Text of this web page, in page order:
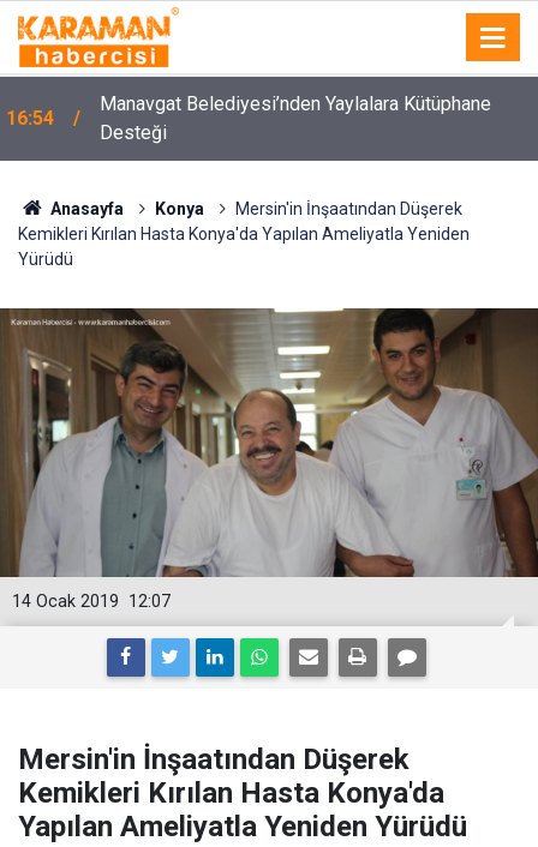
16:54
Manavgat Belediyesi’nden Yaylalara Kütüphane
Desteği
16:06
Aksaray’da 17 Yaşındaki Çocuk Arkadaşı Tarafından
Sırtından Bıçaklandı
Anasayfa Konya
Mersin'in İnşaatından Düşerek
Kemikleri Kırılan Hasta Konya'da Yapılan Ameliyatla Yeniden
Yürüdü
12:07
14 Ocak 2019
Mersin'in İnşaatından Düşerek
Kemikleri Kırılan Hasta Konya'da
Yapılan Ameliyatla Yeniden Yürüdü